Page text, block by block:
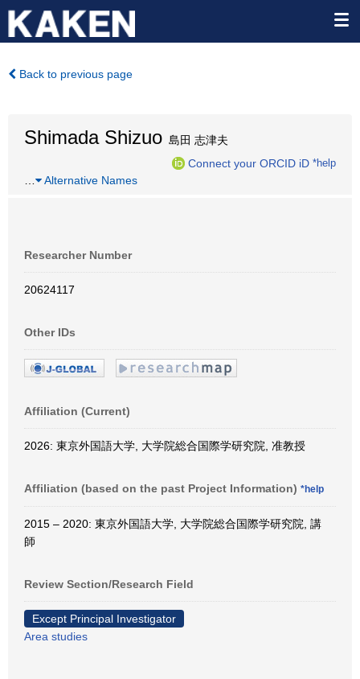
Back to previous page
Shimada Shizuo 島田 志津夫
Connect your ORCID iD *help
Alternative Names
Researcher Number
20624117
Other IDs
Affiliation (Current)
2026: 東京外国語大学, 大学院総合国際学研究院, 准教授
Affiliation (based on the past Project Information) *help
2015 – 2020: 東京外国語大学, 大学院総合国際学研究院, 講
師
Review Section/Research Field
Except Principal Investigator
Area studies